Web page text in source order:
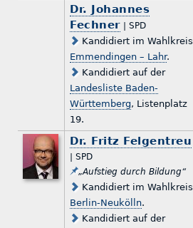
Dr. Johannes
Fechner| SPD
Kandidiert im Wahlkreis
Emmendingen – Lahr.
Kandidiert auf der
Landesliste Baden-
Württemberg, Listenplatz
19.
Dr. Fritz Felgentreu
| SPD
„Aufstieg durch Bildung“
Kandidiert im Wahlkreis
Berlin-Neukölln.
Kandidiert auf der